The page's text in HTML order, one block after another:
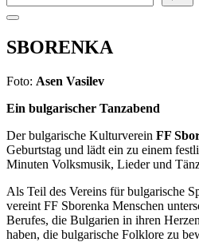
SBORENKA
Foto: Asen Vasilev
Ein bulgarischer Tanzabend
Der bulgarische Kulturverein FF
Geburtstag und lädt ein zu einem
Minuten Volksmusik, Lieder und
Als Teil des Vereins für bulgarische
vereint FF Sborenka Menschen
Berufes, die Bulgarien in ihren
haben, die bulgarische Folklore zu